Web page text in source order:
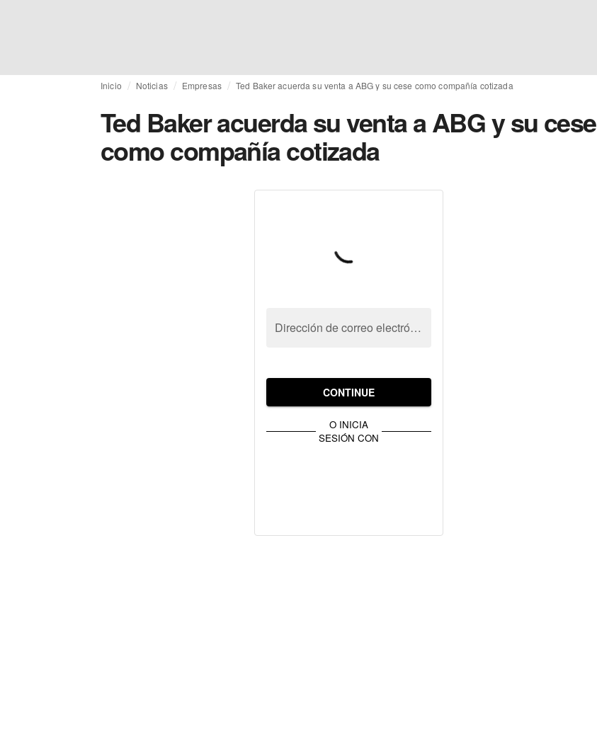
Inicio Noticias Empresas Ted Baker acuerda su venta a ABG y su cese como compañía cotizada
Ted Baker acuerda su venta a ABG y su cese
como compañía cotizada
Dirección de correo electrónico
CONTINUE
O INICIA
SESIÓN CON